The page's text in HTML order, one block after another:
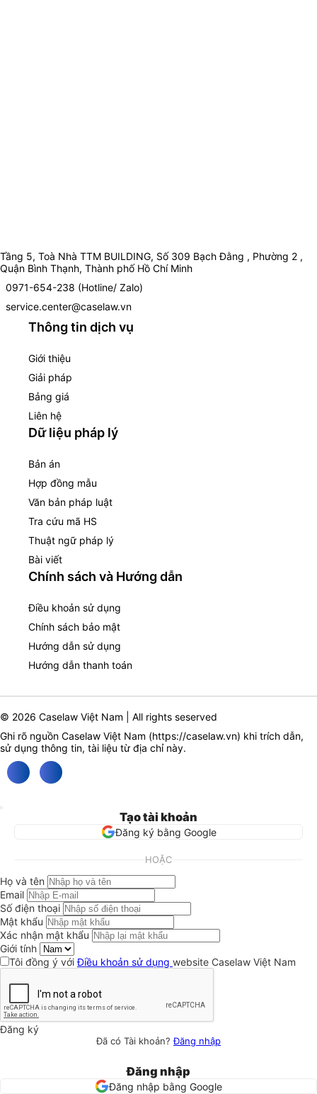
Tầng 5, Toà Nhà TTM BUILDING, Số 309 Bạch Đằng , Phường 2 ,
Quận Bình Thạnh, Thành phố Hồ Chí Minh
0971-654-238 (Hotline/ Zalo)
service.center@caselaw.vn
Thông tin dịch vụ
Giới thiệu
Giải pháp
Bảng giá
Liên hệ
Dữ liệu pháp lý
Bản án
Hợp đồng mẫu
Văn bản pháp luật
Tra cứu mã HS
Thuật ngữ pháp lý
Bài viết
Chính sách và Hướng dẫn
Điều khoản sử dụng
Chính sách bảo mật
Hướng dẫn sử dụng
Hướng dẫn thanh toán
© 2026 Caselaw Việt Nam | All rights seserved
Ghi rõ nguồn Caselaw Việt Nam (https://caselaw.vn) khi trích dẫn,
sử dụng thông tin, tài liệu từ địa chỉ này.
Tạo tài khoản
Đăng ký bằng Google
HOẶC
Họ và tên
Email
Số điện thoại
Mật khẩu
Xác nhận mật khẩu
Giới tính
Tôi đồng ý vớiĐiều khoản sử dụng website Caselaw Việt Nam
Đăng ký
Đã có Tài khoản?Đăng nhập
Đăng nhập
Đăng nhập bằng Google